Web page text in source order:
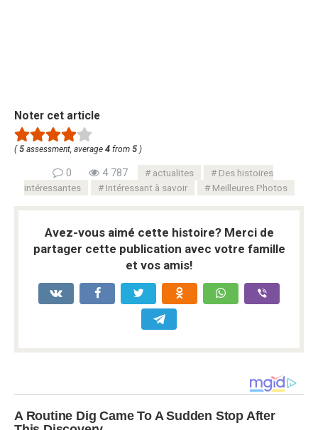
Noter cet article
( 5 assessment, average 4 from 5 )
0 4 787 actualites
Des histoires
intéressantes
Intéressant à savoir Meilleures Photos
Avez-vous aimé cette histoire? Merci de
partager cette publication avec votre famille
et vos amis!